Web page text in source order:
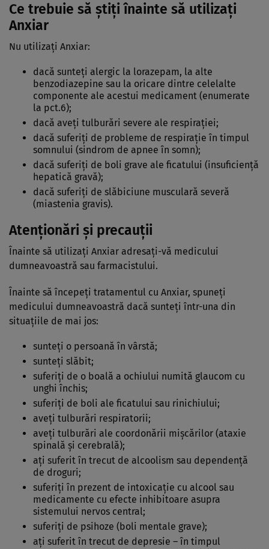
Ce trebuie să ştiţi înainte să utilizaţi
Anxiar
Nu utilizaţi Anxiar:
dacă sunteţi alergic la lorazepam, la alte
benzodiazepine sau la oricare dintre celelalte
componente ale acestui medicament (enumerate
la pct.6);
dacă aveţi tulburări severe ale respiraţiei;
dacă suferiţi de probleme de respiraţie în timpul
somnului (sindrom de apnee în somn);
dacă suferiţi de boli grave ale ficatului (insuficienţă
hepatică gravă);
dacă suferiţi de slăbiciune musculară severă
(miastenia gravis).
Atenționări și precauții
Înainte să utilizaţi Anxiar adresaţi-vă medicului
dumneavoastră sau farmacistului.
Înainte să începeţi tratamentul cu Anxiar, spuneţi
medicului dumneavoastră dacă sunteţi într-una din
situaţiile de mai jos:
sunteţi o persoană în vârstă;
sunteţi slăbit;
suferiţi de o boală a ochiului numită glaucom cu
unghi închis;
suferiţi de boli ale ficatului sau rinichiului;
aveţi tulburări respiratorii;
aveţi tulburări ale coordonării mişcărilor (ataxie
spinală şi cerebrală);
aţi suferit în trecut de alcoolism sau dependenţă
de droguri;
suferiţi în prezent de intoxicaţie cu alcool sau
medicamente cu efecte inhibitoare asupra
sistemului nervos central;
suferiţi de psihoze (boli mentale grave);
aţi suferit în trecut de depresie – în timpul